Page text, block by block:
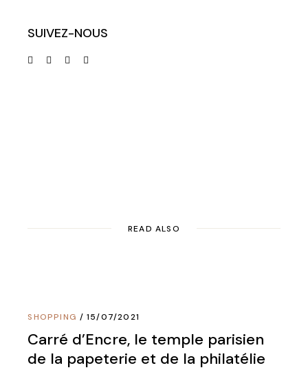
SUIVEZ-NOUS
READ ALSO
SHOPPING 15/07/2021
Carré d’Encre, le temple parisien
de la papeterie et de la philatélie